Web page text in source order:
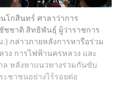
โกสินทร์ ศาลาว่าการ
ชชาติ สิทธิพันธุ์ ผู้ว่าราชการ
กล่าวภายหลังการหารือร่วม
ง การไฟฟ้านครหลวง และ
หลังหาแนวทางร่วมกันขับ
ชาชนอย่างไร้รอยต่อ